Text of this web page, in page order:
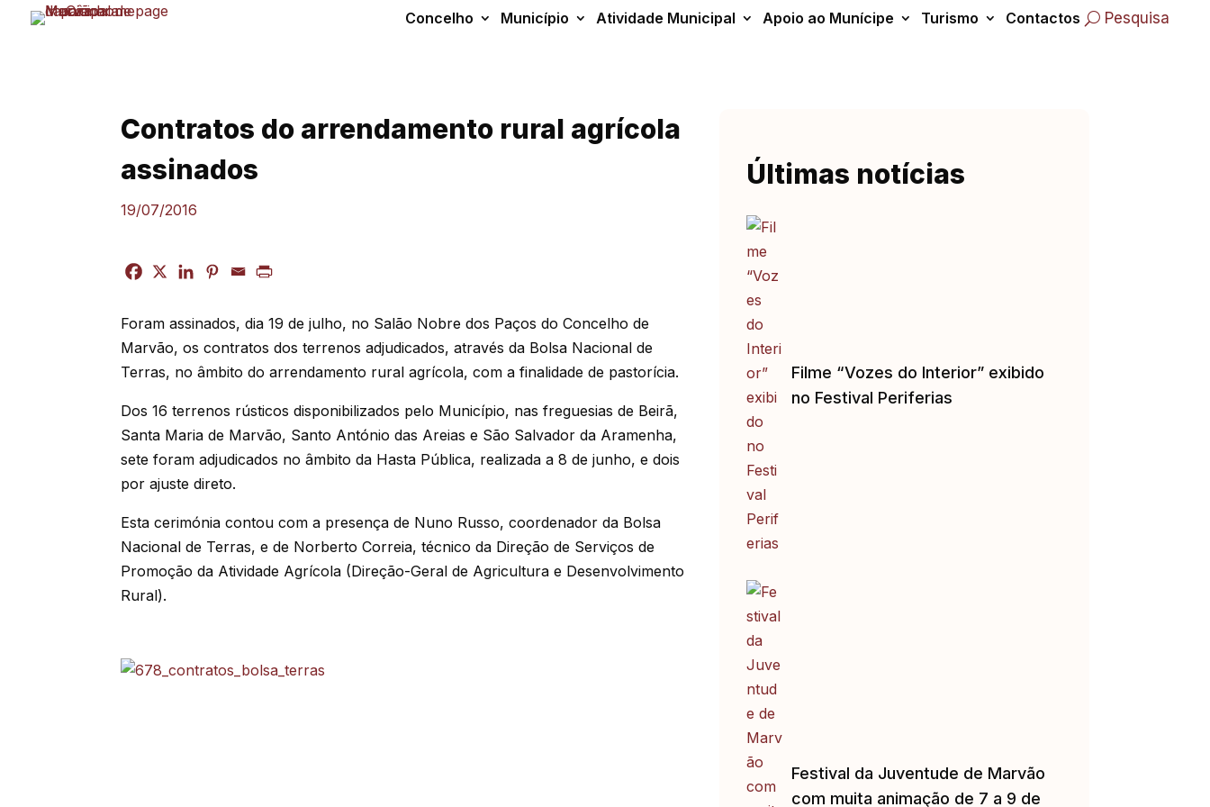
Concelho Município Atividade Municipal Apoio ao Munícipe Turismo Contactos Pesquisa
Contratos do arrendamento rural agrícola
assinados
19/07/2016
Foram assinados, dia 19 de julho, no Salão Nobre dos Paços do Concelho de
Marvão, os contratos dos terrenos adjudicados, através da Bolsa Nacional de
Terras, no âmbito do arrendamento rural agrícola, com a finalidade de pastorícia.
Dos 16 terrenos rústicos disponibilizados pelo Município, nas freguesias de Beirã,
Santa Maria de Marvão, Santo António das Areias e São Salvador da Aramenha,
sete foram adjudicados no âmbito da Hasta Pública, realizada a 8 de junho, e dois
por ajuste direto.
Esta cerimónia contou com a presença de Nuno Russo, coordenador da Bolsa
Nacional de Terras, e de Norberto Correia, técnico da Direção de Serviços de
Promoção da Atividade Agrícola (Direção-Geral de Agricultura e Desenvolvimento
Rural).
Últimas notícias
Filme “Vozes do Interior” exibido
no Festival Periferias
Festival da Juventude de Marvão
com muita animação de 7 a 9 de